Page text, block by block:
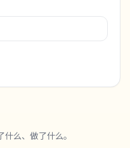
么、做了什么。